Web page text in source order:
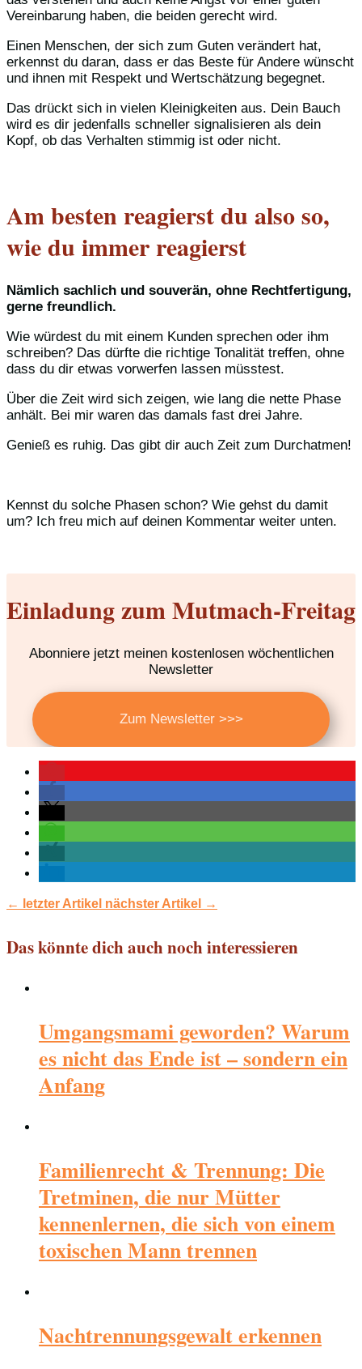
Vereinbarung haben, die beiden gerecht wird.
Einen Menschen, der sich zum Guten verändert hat,
erkennst du daran, dass er das Beste für Andere wünscht
und ihnen mit Respekt und Wertschätzung begegnet.
Das drückt sich in vielen Kleinigkeiten aus. Dein Bauch
wird es dir jedenfalls schneller signalisieren als dein
Kopf, ob das Verhalten stimmig ist oder nicht.
Am besten reagierst du also so,
wie du immer reagierst
Nämlich sachlich und souverän, ohne Rechtfertigung,
gerne freundlich.
Wie würdest du mit einem Kunden sprechen oder ihm
schreiben? Das dürfte die richtige Tonalität treffen, ohne
dass du dir etwas vorwerfen lassen müsstest.
Über die Zeit wird sich zeigen, wie lang die nette Phase
anhält. Bei mir waren das damals fast drei Jahre.
Genieß es ruhig. Das gibt dir auch Zeit zum Durchatmen!
Kennst du solche Phasen schon? Wie gehst du damit
um? Ich freu mich auf deinen Kommentar weiter unten.
Einladung zum Mutmach-Freitag
Abonniere jetzt meinen kostenlosen wöchentlichen
Newsletter
Zum Newsletter >>>
← letzter Artikel nächster Artikel →
Das könnte dich auch noch interessieren
Umgangsmami geworden? Warum
es nicht das Ende ist – sondern ein
Anfang
Familienrecht & Trennung: Die
Tretminen, die nur Mütter
kennenlernen, die sich von einem
toxischen Mann trennen
Nachtrennungsgewalt erkennen